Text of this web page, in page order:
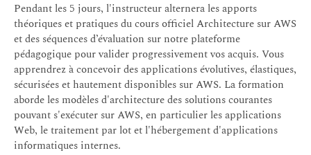
Pendant les 5 jours, l'instructeur alternera les apports
théoriques et pratiques du cours officiel Architecture sur AWS
et des séquences d’évaluation sur notre plateforme
pédagogique pour valider progressivement vos acquis. Vous
apprendrez à concevoir des applications évolutives, élastiques,
sécurisées et hautement disponibles sur AWS. La formation
aborde les modèles d'architecture des solutions courantes
pouvant s'exécuter sur AWS, en particulier les applications
Web, le traitement par lot et l'hébergement d'applications
informatiques internes.